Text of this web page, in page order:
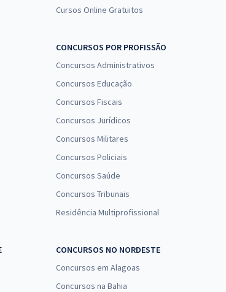
Cursos Online Gratuitos
CONCURSOS POR PROFISSÃO
Concursos Administrativos
Concursos Educação
Concursos Fiscais
Concursos Jurídicos
Concursos Militares
Concursos Policiais
Concursos Saúde
Concursos Tribunais
Residência Multiprofissional
CONCURSOS NO NORDESTE
Concursos em Alagoas
Concursos na Bahia